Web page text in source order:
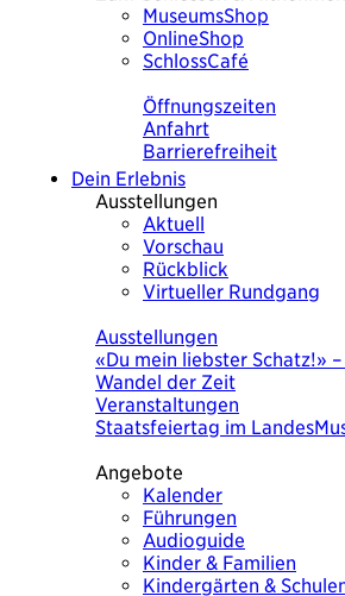
MuseumsShop
OnlineShop
SchlossCafé
Öffnungszeiten
Anfahrt
Barrierefreiheit
Dein Erlebnis
Ausstellungen
Aktuell
Vorschau
Rückblick
Virtueller Rundgang
Ausstellungen
Was heute wichtig war.
von Ursula Wolf
Veranstaltungen
KulturSuppe mit der
Angebote
Kalender
Führungen
Audioguide
Kinder & Familien
Kindergärten &